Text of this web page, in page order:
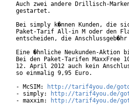
Auch zwei andere Drillisch-
gestartet.
Bei simply k�nnen Kunden, die
Paket-Tarif All-in M oder den
entscheiden, die
Eine �hnliche Neukunden-Aktion
Bei den Paket-Tarifen MaxxFree
12. April 2012 auch kein
so einmalig 9,95 Euro.
- McSIM:
http://tarif4you.de/goto/
- simply:
http://tarif4you.de/
- maxxim:
http://tarif4you.de/